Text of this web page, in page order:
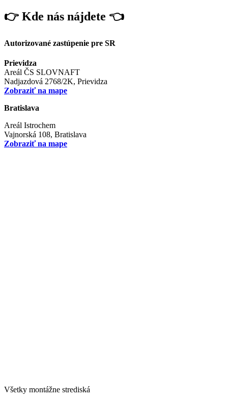
👉 Kde nás nájdete 👈
Autorizované zastúpenie pre SR
Prievidza
Areál ČS SLOVNAFT
Nadjazdová 2768/2K, Prievidza
Zobraziť na mape
Bratislava
Areál Istrochem
Vajnorská 108, Bratislava
Zobraziť na mape
Všetky montážne strediská